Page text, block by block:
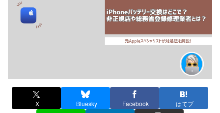
X Bluesky Facebook はてブ